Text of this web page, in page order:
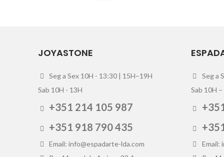
JOYASTONE
Seg a Sex 10H - 13:30 | 15H–19H
Sab 10H - 13H
+351 214 105 987
+351 918 790 435
Email: info@espadarte-lda.com
Seg a
Sab 10H –
Email: